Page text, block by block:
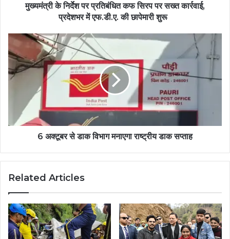
मुख्यमंत्री के निर्देश पर प्रतिबंधित कफ सिरप पर सख्त कार्रवाई,
प्रदेशभर में एफ.डी.ए. की छापेमारी शुरू
6 अक्टूबर से डाक विभाग मनाएगा राष्ट्रीय डाक सप्ताह
Related Articles